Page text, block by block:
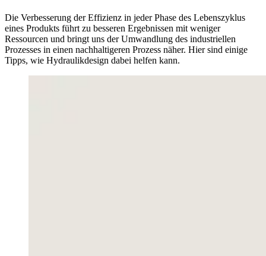
Die Verbesserung der Effizienz in jeder Phase des Lebenszyklus
eines Produkts führt zu besseren Ergebnissen mit weniger
Ressourcen und bringt uns der Umwandlung des industriellen
Prozesses in einen nachhaltigeren Prozess näher. Hier sind einige
Tipps, wie Hydraulikdesign dabei helfen kann.